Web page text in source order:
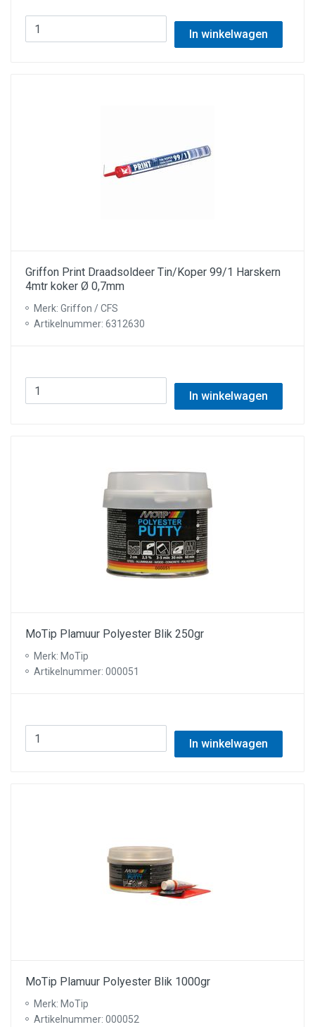
In winkelwagen
Griffon Print Draadsoldeer Tin/Koper 99/1 Harskern
4mtr koker Ø 0,7mm
Merk: Griffon / CFS
Artikelnummer: 6312630
In winkelwagen
MoTip Plamuur Polyester Blik 250gr
Merk: MoTip
Artikelnummer: 000051
In winkelwagen
MoTip Plamuur Polyester Blik 1000gr
Merk: MoTip
Artikelnummer: 000052